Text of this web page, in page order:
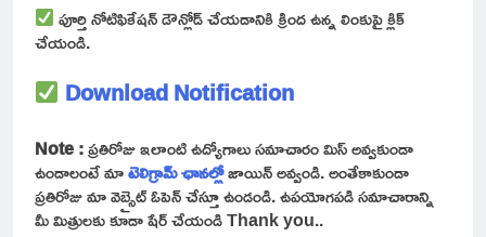
పూర్తి నోటిఫికేషన్ డౌన్లోడ్ చేయడానికి క్రింద ఉన్న లింకుపై క్లిక్
చేయండి.
Download Notification
Note :ప్రతిరోజు ఇలాంటి ఉద్యోగాలు సమాచారం మిస్ అవ్వకుండా
ఉండాలంటే మాటెలిగ్రామ్ ఛానల్లోజాయిన్ అవ్వండి. అంతేకాకుండా
ప్రతిరోజు మా వెబ్సైట్ ఓపెన్ చేస్తూ ఉండండి. ఉపయోగపడి సమాచారాన్ని
మీ మిత్రులకు కూడా షేర్ చేయండి Thank you..